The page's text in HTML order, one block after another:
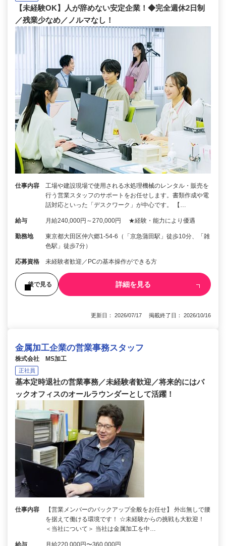
【未経験OK】人が辞めない安定企業！◆完全週休2日制
／残業少なめ／ノルマなし！
仕事内容
工場や建設現場で使用される水処理機械のレンタル・販売を
行う営業スタッフのサポートをお任せします。書類作成や電
話対応といった「デスクワーク」が中心です。 【…
給与 月給240,000円～270,000円 ★経験・能力により優遇
勤務地
東京都大田区仲六郷1-54-6（「京急蒲田駅」徒歩10分、「雑
色駅」徒歩7分）
応募資格 未経験者歓迎／PCの基本操作ができる方
後で見る 詳細を見る
更新日： 2026/07/17 掲載終了日： 2026/10/16
金属加工企業の営業事務スタッフ
株式会社 MS加工
正社員
基本定時退社の営業事務／未経験者歓迎／将来的にはバ
ックオフィスのオールラウンダーとして活躍！
仕事内容
【営業メンバーのバックアップ全般をお任せ】 外出無しで腰
を据えて働ける環境です！ ☆未経験からの挑戦も大歓迎！
＜当社について＞ 当社は金属加工を中…
給与 月給220,000円〜360,000円